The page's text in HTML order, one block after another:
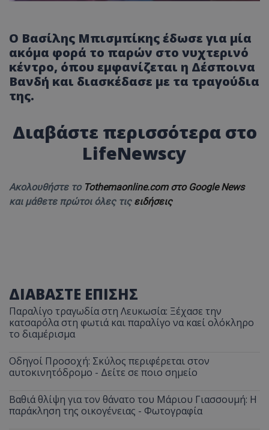
Ο Βασίλης Μπισμπίκης έδωσε για μία
ακόμα φορά το παρών στο νυχτερινό
κέντρο, όπου εμφανίζεται η Δέσποινα
Βανδή και διασκέδασε με τα τραγούδια
της.
Διαβάστε περισσότερα στο
LifeNewscy
Ακολουθήστε το Tothemaonline.com στο Google News
και μάθετε πρώτοι όλες τις ειδήσεις
ΔΙΑΒΑΣΤΕ ΕΠΙΣΗΣ
Παραλίγο τραγωδία στη Λευκωσία: Ξέχασε την
κατσαρόλα στη φωτιά και παραλίγο να καεί ολόκληρο
το διαμέρισμα
Οδηγοί Προσοχή: Σκύλος περιφέρεται στον
αυτοκινητόδρομο - Δείτε σε ποιο σημείο
Βαθιά θλίψη για τον θάνατο του Μάριου Γιασσουμή: Η
παράκληση της οικογένειας - Φωτογραφία